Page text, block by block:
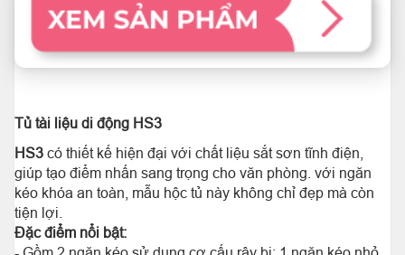
Tủ tài liệu di động HS3
HS3 có thiết kế hiện đại với chất liệu sắt sơn tĩnh điện,
giúp tạo điểm nhấn sang trọng cho văn phòng. với ngăn
kéo khóa an toàn, mẫu hộc tủ này không chỉ đẹp mà còn
tiện lợi.
Đặc điểm nổi bật: